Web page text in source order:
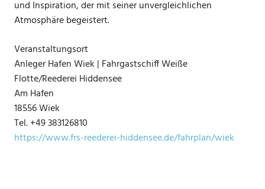
und Inspiration, der mit seiner unvergleichlichen
Atmosphäre begeistert.
Veranstaltungsort
Anleger Hafen Wiek | Fahrgastschiff Weiße
Flotte/Reederei Hiddensee
Am Hafen
18556 Wiek
Tel. +49 383126810
https://www.frs-reederei-hiddensee.de/fahrplan/wiek